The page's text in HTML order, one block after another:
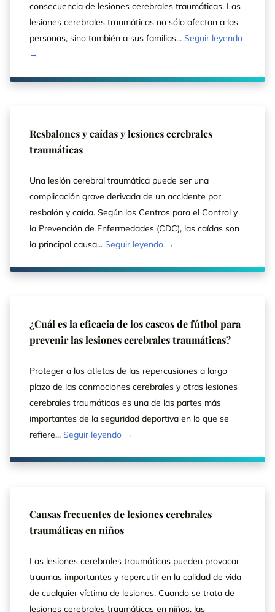
consecuencia de lesiones cerebrales traumáticas. Las
lesiones cerebrales traumáticas no sólo afectan a las
personas, sino también a sus familias... Seguir leyendo
→
Resbalones y caídas y lesiones cerebrales
traumáticas
Una lesión cerebral traumática puede ser una
complicación grave derivada de un accidente por
resbalón y caída. Según los Centros para el Control y
la Prevención de Enfermedades (CDC), las caídas son
la principal causa... Seguir leyendo →
¿Cuál es la eficacia de los cascos de fútbol para
prevenir las lesiones cerebrales traumáticas?
Proteger a los atletas de las repercusiones a largo
plazo de las conmociones cerebrales y otras lesiones
cerebrales traumáticas es una de las partes más
importantes de la seguridad deportiva en lo que se
refiere... Seguir leyendo →
Causas frecuentes de lesiones cerebrales
traumáticas en niños
Las lesiones cerebrales traumáticas pueden provocar
traumas importantes y repercutir en la calidad de vida
de cualquier víctima de lesiones. Cuando se trata de
lesiones cerebrales traumáticas en niños, las